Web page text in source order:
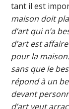
tant il est
maison doit
d’art qui n’a
d’art est
pour la
sans que le
répond à un
devant
d’art veut